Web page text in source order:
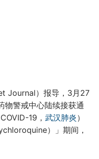
Journal）报导，3月27
物警戒中心陆续接获通
19， 武汉肺炎）
）」期间，